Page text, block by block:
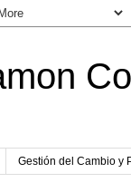
Gestión del Cambio y